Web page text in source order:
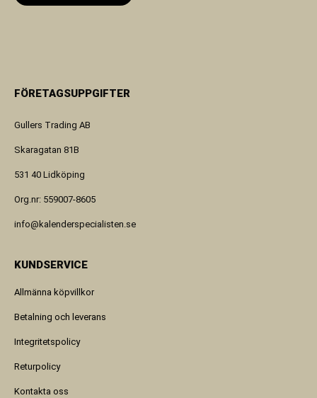
FÖRETAGSUPPGIFTER
Gullers Trading AB
Skaragatan 81B
531 40 Lidköping
Org.nr: 559007-8605
info@kalenderspecialisten.se
KUNDSERVICE
Allmänna köpvillkor
Betalning och leverans
Integritetspolicy
Returpolicy
Kontakta oss